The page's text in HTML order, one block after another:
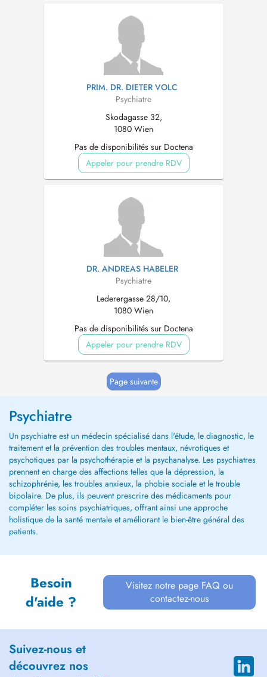
PRIM. DR. DIETER VOLC
Psychiatre
Skodagasse 32,
1080 Wien
Pas de disponibilités sur Doctena
Appeler pour prendre RDV
DR. ANDREAS HABELER
Psychiatre
Lederergasse 28/10,
1080 Wien
Pas de disponibilités sur Doctena
Appeler pour prendre RDV
Page suivante
Psychiatre
Un psychiatre est un médecin spécialisé dans l'étude, le diagnostic, le
traitement et la prévention des troubles mentaux, névrotiques et
psychotiques par la psychothérapie et la psychanalyse. Les psychiatres
prennent en charge des affections telles que la dépression, la
schizophrénie, les troubles anxieux, la phobie sociale et le trouble
bipolaire. De plus, ils peuvent prescrire des médicaments pour
compléter les soins psychiatriques, offrant ainsi une approche
holistique de la santé mentale et améliorant le bien-être général des
patients.
Besoin
d'aide ?
Visitez notre page FAQ ou
contactez-nous
Suivez-nous et
découvrez nos